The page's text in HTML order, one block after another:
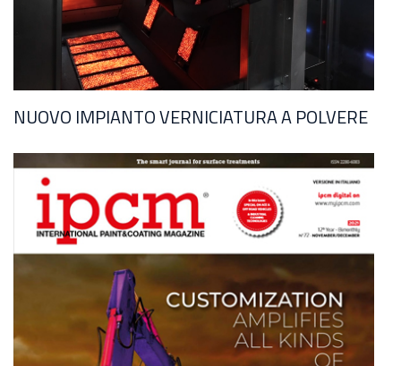
NUOVO IMPIANTO VERNICIATURA A POLVERE